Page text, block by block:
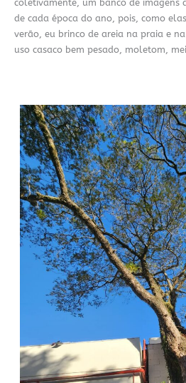
coletivamente, um banco de imagens
de cada época do ano, pois, como
verão, eu brinco de areia na praia e na
uso casaco bem pesado, moletom,